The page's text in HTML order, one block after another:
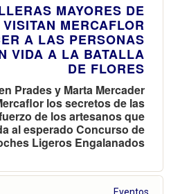
MAYORES DE
MERCAFLOR
A LAS PERSONAS
VIDA A LA BATALLA
DE FLORES
Prades y Marta Mercader
los secretos de las
de los artesanos que
al esperado Concurso de
Ligeros Engalanados
Eventos